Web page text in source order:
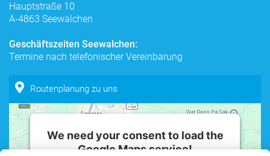
Hauptstraße 10
A-4863 Seewalchen
Geschäftszeiten Seewalchen:
Termine nach telefonischer Vereinbarung
Routenplanung zu uns
We need your consent to load the
Google Maps service!